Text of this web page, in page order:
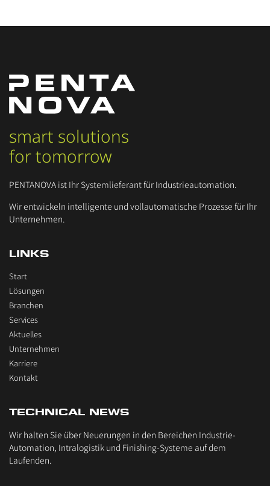
smart solutions
for tomorrow
PENTANOVA ist Ihr Systemlieferant für Industrieautomation.
Wir entwickeln intelligente und vollautomatische Prozesse für Ihr
Unternehmen.
LINKS
Start
Lösungen
Branchen
Services
Aktuelles
Unternehmen
Karriere
Kontakt
TECHNICAL NEWS
Wir halten Sie über Neuerungen in den Bereichen Industrie-
Automation, Intralogistik und Finishing-Systeme auf dem
Laufenden.